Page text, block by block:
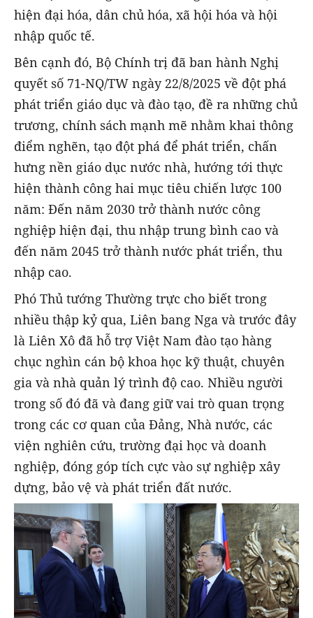
hiện đại hóa, dân chủ hóa, xã hội hóa và hội
nhập quốc tế.
Bên cạnh đó, Bộ Chính trị đã ban hành Nghị
quyết số 71-NQ/TW ngày 22/8/2025 về đột phá
phát triển giáo dục và đào tạo, đề ra những chủ
trương, chính sách mạnh mẽ nhằm khai thông
điểm nghẽn, tạo đột phá để phát triển, chấn
hưng nền giáo dục nước nhà, hướng tới thực
hiện thành công hai mục tiêu chiến lược 100
năm: Đến năm 2030 trở thành nước công
nghiệp hiện đại, thu nhập trung bình cao và
đến năm 2045 trở thành nước phát triển, thu
nhập cao.
Phó Thủ tướng Thường trực cho biết trong
nhiều thập kỷ qua, Liên bang Nga và trước đây
là Liên Xô đã hỗ trợ Việt Nam đào tạo hàng
chục nghìn cán bộ khoa học kỹ thuật, chuyên
gia và nhà quản lý trình độ cao. Nhiều người
trong số đó đã và đang giữ vai trò quan trọng
trong các cơ quan của Đảng, Nhà nước, các
viện nghiên cứu, trường đại học và doanh
nghiệp, đóng góp tích cực vào sự nghiệp xây
dựng, bảo vệ và phát triển đất nước.